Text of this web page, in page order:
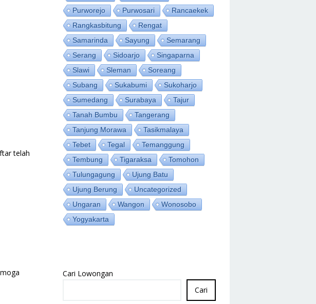
telah
Purworejo
Purwosari
Rancaekek
Rangkasbitung
Rengat
Samarinda
Sayung
Semarang
Serang
Sidoarjo
Singaparna
Slawi
Sleman
Soreang
Subang
Sukabumi
Sukoharjo
Sumedang
Surabaya
Tajur
Tanah Bumbu
Tangerang
Tanjung Morawa
Tasikmalaya
Tebet
Tegal
Temanggung
Tembung
Tigaraksa
Tomohon
Tulungagung
Ujung Batu
Ujung Berung
Uncategorized
Ungaran
Wangon
Wonosobo
Yogyakarta
Cari Lowongan
Cari